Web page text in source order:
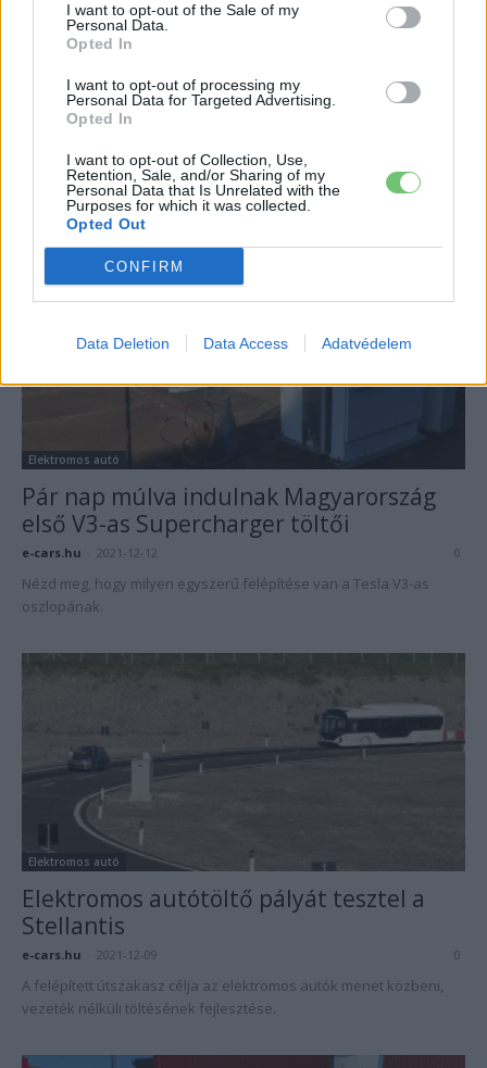
I want to opt-out of the Sale of my
Personal Data.
Opted In
I want to opt-out of processing my
Personal Data for Targeted Advertising.
Opted In
I want to opt-out of Collection, Use,
Retention, Sale, and/or Sharing of my
Personal Data that Is Unrelated with the
Purposes for which it was collected.
Opted Out
CONFIRM
Data Deletion Data Access Adatvédelem
Elektromos autó
116 töltőpontot kapcsoltak be a STOP
e-cars.hu - 2021-12-14
Egyelőre még ingyenes a Stop Shop töltői.
Elektromos autó
Pár nap múlva indulnak Magyarország
első V3-as Supercharger töltői
e-cars.hu 2021-12-12 0
Nézd meg, hogy milyen egyszerű felépítése van a Tesla V3-as
oszlopának.
Elektromos autó
Elektromos autótöltő pályát tesztel a
Stellantis
e-cars.hu 2021-12-09 0
A felépített útszakasz célja az elektromos autók menet közbeni,
vezeték nélküli töltésének fejlesztése.